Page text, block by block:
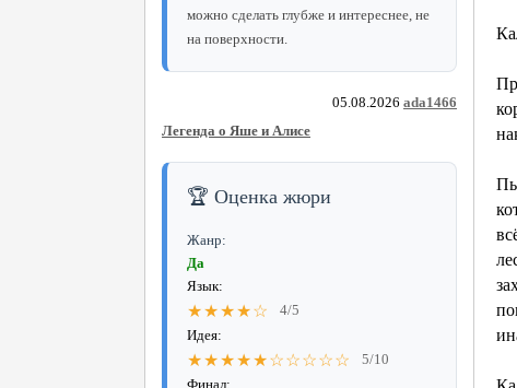
можно сделать глубже и интереснее, не
на поверхности.
05.08.2026 ada1466
Легенда о Яше и Алисе
🏆 Оценка жюри
Жанр:
Да
Язык:
★★★★☆
4/5
Идея:
★★★★★☆☆☆☆☆
5/10
Финал: